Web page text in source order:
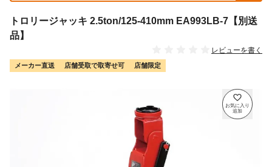
トロリージャッキ 2.5ton/125-410mm EA993LB-7【別送
品】
レビューを書く
メーカー直送 店舗受取で取寄せ可 店舗限定